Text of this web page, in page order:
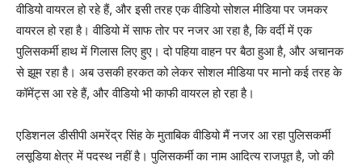
वीडियो वायरल हो रहे हैं, और इसी तरह एक वीडियो सोशल मीडिया पर जमकर
वायरल हो रहा है। वीडियो में साफ तोर पर नजर आ रहा है, कि वर्दी में एक
पुलिसकर्मी हाथ में गिलास लिए हुए। दो पहिया वाहन पर बैठा हुआ है, और अचानक
से झूम रहा है। अब उसकी हरकत को लेकर सोशल मीडिया पर मानो कई तरह के
कॉमेंट्स आ रहे हैं, और वीडियो भी काफी वायरल हो रहा है।
एडिशनल डीसीपी अमरेंद्र सिंह के मुताबिक वीडियो मैं नजर आ रहा पुलिसकर्मी
लसूडिया क्षेत्र में पदस्थ नहीं है। पुलिसकर्मी का नाम आदित्य राजपूत है, जो की